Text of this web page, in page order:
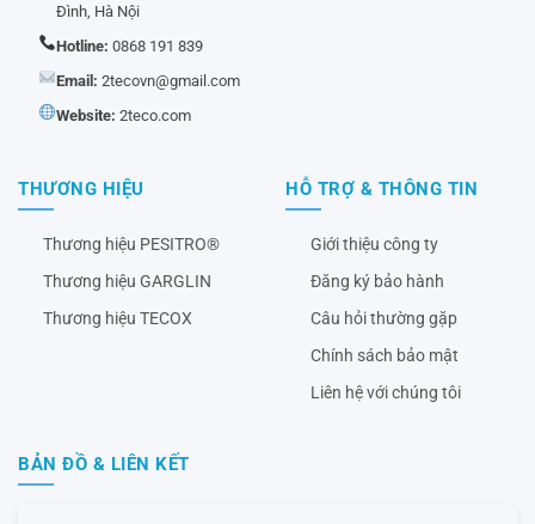
Đình, Hà Nội
Hotline: 0868 191 839
Email: 2tecovn@gmail.com
Website: 2teco.com
THƯƠNG HIỆU
Thương hiệu PESITRO®
Thương hiệu GARGLIN
Thương hiệu TECOX
HỖ TRỢ & THÔNG TIN
Giới thiệu công ty
Đăng ký bảo hành
Câu hỏi thường gặp
Chính sách bảo mật
Liên hệ với chúng tôi
BẢN ĐỒ & LIÊN KẾT